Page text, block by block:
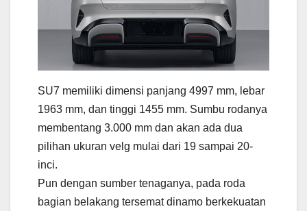
SU7 memiliki dimensi panjang 4997 mm, lebar
1963 mm, dan tinggi 1455 mm. Sumbu rodanya
membentang 3.000 mm dan akan ada dua
pilihan ukuran velg mulai dari 19 sampai 20-
inci.
Pun dengan sumber tenaganya, pada roda
bagian belakang tersemat dinamo berkekuatan